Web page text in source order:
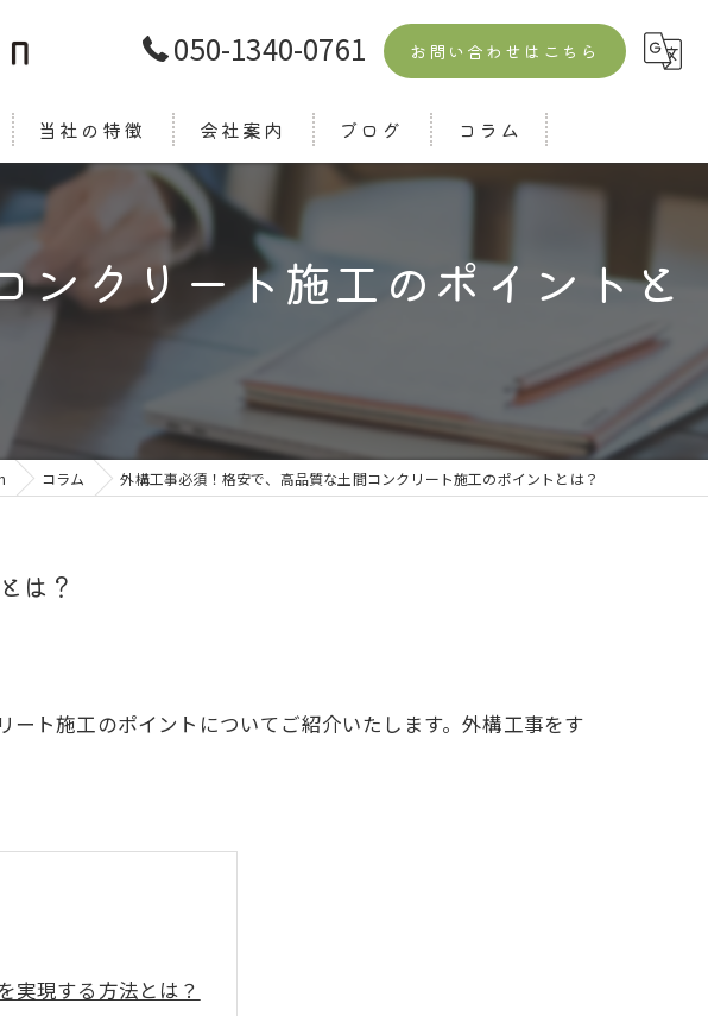
050-1340-0761 お問い合わせはこちら
当社の特徴
カーポート
エクステリア
会社案内
よくある質問
ブログ コラム
ンクリート施工のポイントと
コラム 外構工事必須！格安で、高品質な土間コンクリート施工のポイントとは？
は？
ト施工のポイントについてご紹介いたします。外構工事をす
実現する方法とは？